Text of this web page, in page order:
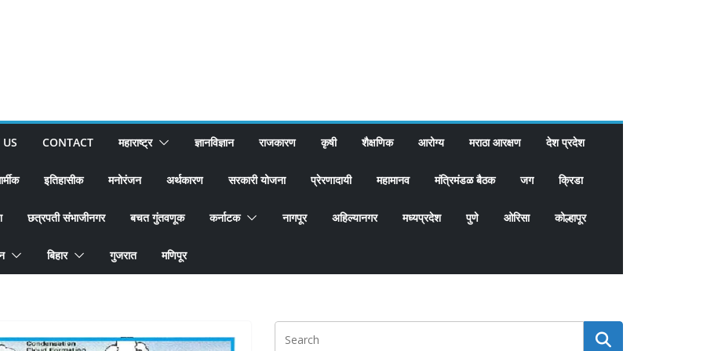
CONTACT महाराष्ट्र ज्ञानविज्ञान राजकारण कृषी शैक्षणिक आरोग्य मराठा आरक्षण देश प्रदेश
इतिहासीक मनोरंजन अर्थकारण सरकारी योजना प्रेरणादायी महामानव मंत्रिमंडळ बैठक जग क्रिडा
छत्रपती संभाजीनगर बचत गुंतवणूक कर्नाटक नागपूर अहिल्यानगर मध्यप्रदेश पुणे ओरिसा कोल्हापूर
बिहार गुजरात मणिपूर